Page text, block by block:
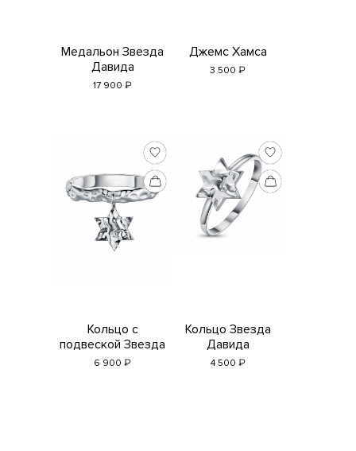
Медальон Звезда
Давида
17 900 ₽
Джемс Хамса
3 500 ₽
Кольцо с
подвеской Звезда
Давида
6 900 ₽
Кольцо Звезда
Давида
4 500 ₽